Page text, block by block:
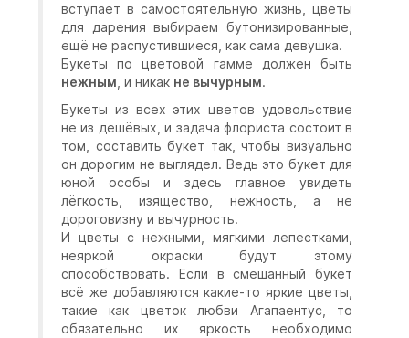
вступает в самостоятельную жизнь, цветы
для дарения выбираем бутонизированные,
ещё не распустившиеся, как сама девушка.
Букеты по цветовой гамме должен быть
нежным, и никак не вычурным.
Букеты из всех этих цветов удовольствие
не из дешёвых, и задача флориста состоит в
том, составить букет так, чтобы визуально
он дорогим не выглядел. Ведь это букет для
юной особы и здесь главное увидеть
лёгкость, изящество, нежность, а не
дороговизну и вычурность.
И цветы с нежными, мягкими лепестками,
неяркой окраски будут этому
способствовать. Если в смешанный букет
всё же добавляются какие-то яркие цветы,
такие как цветок любви Агапаентус, то
обязательно их яркость необходимо